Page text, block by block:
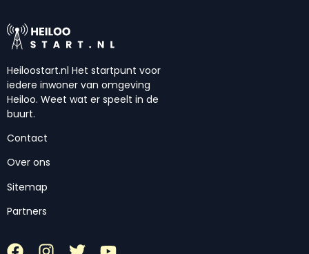
Heiloostart.nl Het startpunt voor
iedere inwoner van omgeving
Heiloo. Weet wat er speelt in de
buurt.
Contact
Over ons
Sitemap
Partners